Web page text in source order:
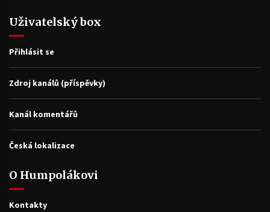
Uživatelský box
Přihlásit se
Zdroj kanálů (příspěvky)
Kanál komentářů
Česká lokalizace
O Humpolákovi
Kontakty